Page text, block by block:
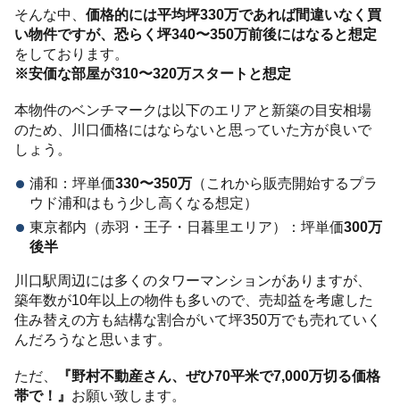
そんな中、価格的には平均坪330万であれば間違いなく買
い物件ですが、恐らく坪340〜350万前後にはなると想定
をしております。
※安価な部屋が310〜320万スタートと想定
本物件のベンチマークは以下のエリアと新築の目安相場
のため、川口価格にはならないと思っていた方が良いで
しょう。
浦和：坪単価330〜350万（これから販売開始するプラ
ウド浦和はもう少し高くなる想定）
東京都内（赤羽・王子・日暮里エリア）：坪単価300万
後半
川口駅周辺には多くのタワーマンションがありますが、
築年数が10年以上の物件も多いので、売却益を考慮した
住み替えの方も結構な割合がいて坪350万でも売れていく
んだろうなと思います。
ただ、
『野村不動産さん、ぜひ70平米で7,000万切る価格
帯で！』 お願い致します。